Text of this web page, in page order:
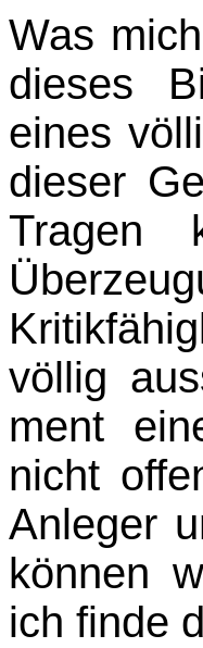
Was
dieses
eines
dieser
Tragen
völlig
ment
nicht
Anleger
können
ich finde